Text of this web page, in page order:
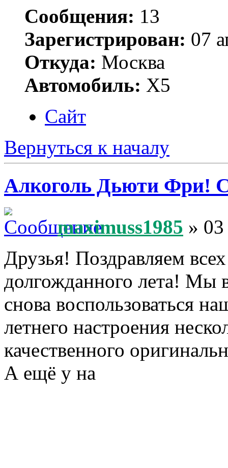
Сообщения: 13
Зарегистрирован: 07
Откуда: Москва
Автомобиль: Х5
Сайт
Вернуться к началу
Алкоголь Дьюти Фри!
maximuss1985 »
Друзья! Поздравляем
долгожданного лета! Мы
снова воспользоваться
летнего настроения
качественного
А ещё у на